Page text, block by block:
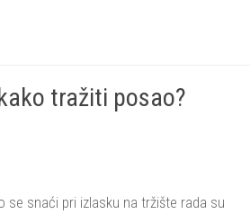
tražiti posao?
se snaći pri izlasku na tržište rada su